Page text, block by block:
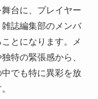
台に、プレイヤー
誌編集部のメンバ
とになります。メ
特の緊張感から、
でも特に異彩を放